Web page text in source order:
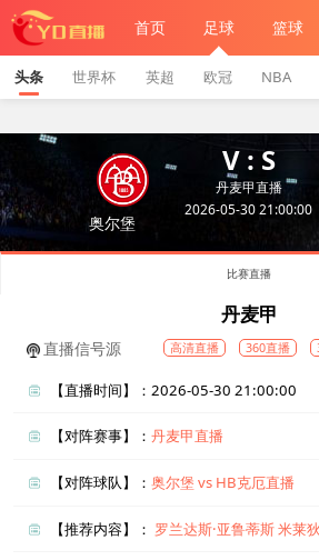
首页 足球 篮球
头条 世界杯 英超 欧冠 NBA
奥尔堡
V : S
丹麦甲直播
2026-05-30 21:00:00
比赛直播
丹麦甲
直播信号源 高清直播 360直播
【直播时间】：2026-05-30 21:00:00
【对阵赛事】：丹麦甲直播
【对阵球队】：奥尔堡 vs HB克厄直播
【推荐内容】： 罗兰达斯·亚鲁蒂斯米莱